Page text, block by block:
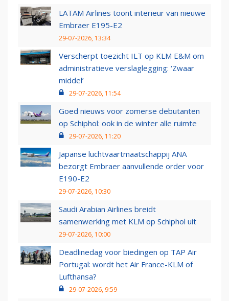
LATAM Airlines toont interieur van nieuwe
Embraer E195-E2
29-07-2026, 13:34
Verscherpt toezicht ILT op KLM E&M om
administratieve verslaglegging: ‘Zwaar
middel’
29-07-2026, 11:54
Goed nieuws voor zomerse debutanten
op Schiphol: ook in de winter alle ruimte
29-07-2026, 11:20
Japanse luchtvaartmaatschappij ANA
bezorgt Embraer aanvullende order voor
E190-E2
29-07-2026, 10:30
Saudi Arabian Airlines breidt
samenwerking met KLM op Schiphol uit
29-07-2026, 10:00
Deadlinedag voor biedingen op TAP Air
Portugal: wordt het Air France-KLM of
Lufthansa?
29-07-2026, 9:59